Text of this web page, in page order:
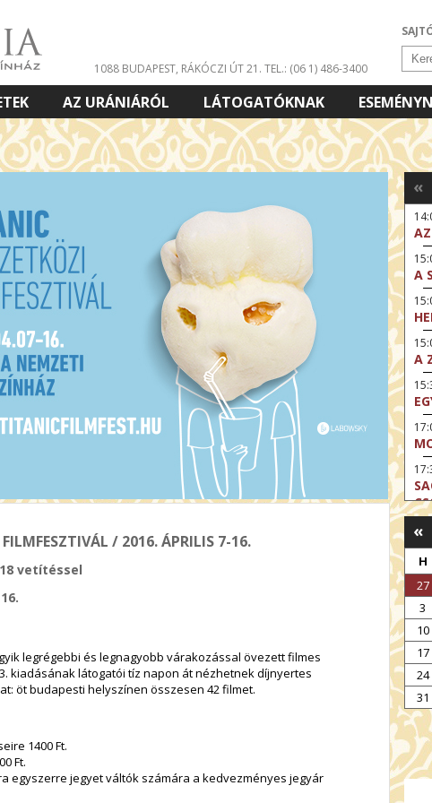
1088 BUDAPEST, RÁKÓCZI ÚT 21. TEL.: (06 1) 486-3400
AZ URÁNIÁRÓL LÁTOGATÓKNAK
/ 2016. ÁPRILIS 7-16.
vetítéssel
legrégebbi és legnagyobb várakozással övezett filmes
kiadásának látogatói tíz napon át nézhetnek díjnyertes
öt budapesti helyszínen összesen 42 filmet.
1400 Ft.
Ft.
egyszerre jegyet váltók számára a kedvezményes jegyár
«
A
A
«
H
27
3
10
17
24
31